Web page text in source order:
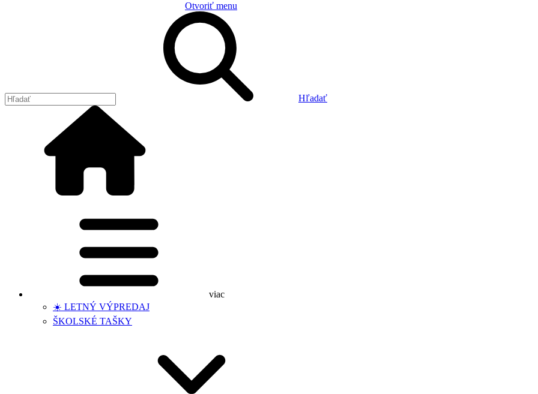
Otvoriť menu
Hľadať
viac
☀️ LETNÝ VÝPREDAJ
ŠKOLSKÉ TAŠKY